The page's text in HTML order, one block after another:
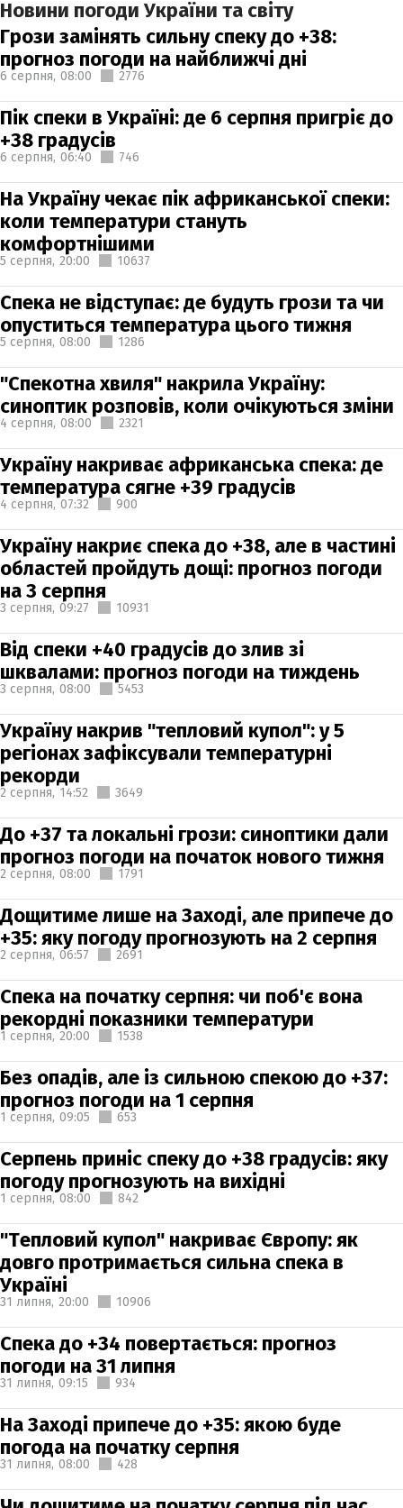
Новини погоди України та світу
Грози замінять сильну спеку до +38:
прогноз погоди на найближчі дні
6 серпня, 08:00 2776
Пік спеки в Україні: де 6 серпня пригріє до
+38 градусів
6 серпня, 06:40 746
На Україну чекає пік африканської спеки:
коли температури стануть
комфортнішими
5 серпня, 20:00 10637
Спека не відступає: де будуть грози та чи
опуститься температура цього тижня
5 серпня, 08:00 1286
"Спекотна хвиля" накрила Україну:
синоптик розповів, коли очікуються зміни
4 серпня, 08:00 2321
Україну накриває африканська спека: де
температура сягне +39 градусів
4 серпня, 07:32 900
Україну накриє спека до +38, але в частині
областей пройдуть дощі: прогноз погоди
на 3 серпня
3 серпня, 09:27 10931
Від спеки +40 градусів до злив зі
шквалами: прогноз погоди на тиждень
3 серпня, 08:00 5453
Україну накрив "тепловий купол": у 5
регіонах зафіксували температурні
рекорди
2 серпня, 14:52 3649
До +37 та локальні грози: синоптики дали
прогноз погоди на початок нового тижня
2 серпня, 08:00 1791
Дощитиме лише на Заході, але припече до
+35: яку погоду прогнозують на 2 серпня
2 серпня, 06:57 2691
Спека на початку серпня: чи поб'є вона
рекордні показники температури
1 серпня, 20:00 1538
Без опадів, але із сильною спекою до +37:
прогноз погоди на 1 серпня
1 серпня, 09:05 653
Серпень приніс спеку до +38 градусів: яку
погоду прогнозують на вихідні
1 серпня, 08:00 842
"Тепловий купол" накриває Європу: як
довго протримається сильна спека в
Україні
31 липня, 20:00 10906
Спека до +34 повертається: прогноз
погоди на 31 липня
31 липня, 09:15 934
На Заході припече до +35: якою буде
погода на початку серпня
31 липня, 08:00 428